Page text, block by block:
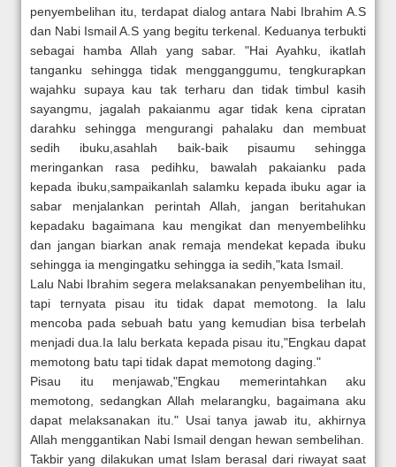
penyembelihan itu, terdapat dialog antara Nabi Ibrahim A.S
dan Nabi Ismail A.S yang begitu terkenal. Keduanya terbukti
sebagai hamba Allah yang sabar. "Hai Ayahku, ikatlah
tanganku sehingga tidak mengganggumu, tengkurapkan
wajahku supaya kau tak terharu dan tidak timbul kasih
sayangmu, jagalah pakaianmu agar tidak kena cipratan
darahku sehingga mengurangi pahalaku dan membuat
sedih ibuku,asahlah baik-baik pisaumu sehingga
meringankan rasa pedihku, bawalah pakaianku pada
kepada ibuku,sampaikanlah salamku kepada ibuku agar ia
sabar menjalankan perintah Allah, jangan beritahukan
kepadaku bagaimana kau mengikat dan menyembelihku
dan jangan biarkan anak remaja mendekat kepada ibuku
sehingga ia mengingatku sehingga ia sedih,"kata Ismail.
Lalu Nabi Ibrahim segera melaksanakan penyembelihan itu,
tapi ternyata pisau itu tidak dapat memotong. Ia lalu
mencoba pada sebuah batu yang kemudian bisa terbelah
menjadi dua.Ia lalu berkata kepada pisau itu,"Engkau dapat
memotong batu tapi tidak dapat memotong daging."
Pisau itu menjawab,"Engkau memerintahkan aku
memotong, sedangkan Allah melarangku, bagaimana aku
dapat melaksanakan itu." Usai tanya jawab itu, akhirnya
Allah menggantikan Nabi Ismail dengan hewan sembelihan.
Takbir yang dilakukan umat Islam berasal dari riwayat saat